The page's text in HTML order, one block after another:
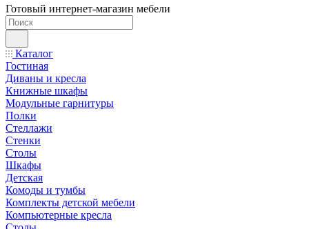
Готовый интернет-магазин мебели
Каталог
Гостиная
Диваны и кресла
Книжные шкафы
Модульные гарнитуры
Полки
Стеллажи
Стенки
Столы
Шкафы
Детская
Комоды и тумбы
Комплекты детской мебели
Компьютерные кресла